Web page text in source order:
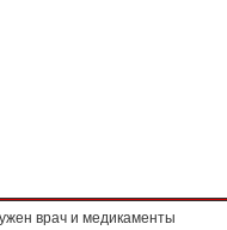
врач и медикаменты